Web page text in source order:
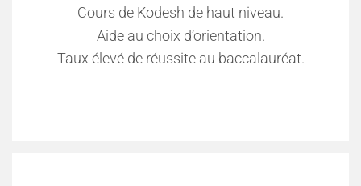
Cours de Kodesh de haut niveau.
Aide au choix d’orientation.
Taux élevé de réussite au baccalauréat.